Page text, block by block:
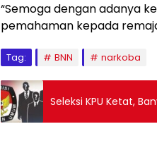
“Semoga dengan adanya
pemahaman kepada
Tag: BNN narkoba
Seleksi KPU Ketat,